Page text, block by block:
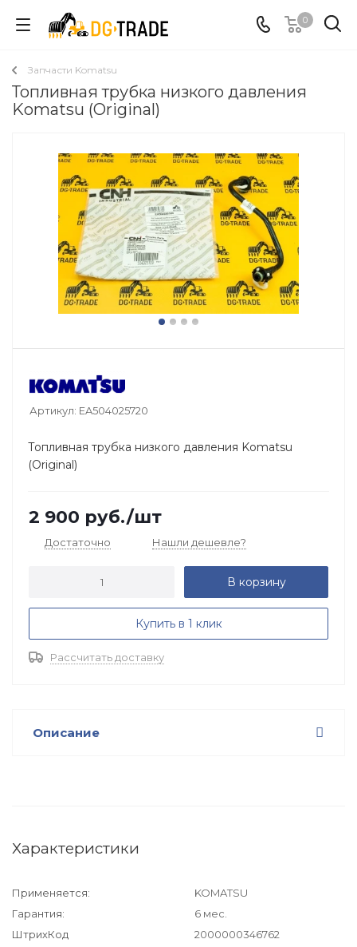
0
Запчасти Komatsu
Топливная трубка низкого давления
Komatsu (Original)
Артикул: EA504025720
Топливная трубка низкого давления Komatsu
(Original)
2 900 руб./шт
Достаточно Нашли дешевле?
В корзину
Купить в 1 клик
Рассчитать доставку
Описание
Характеристики
Применяется:
KOMATSU
Гарантия:
6 мес.
ШтрихКод
2000000346762